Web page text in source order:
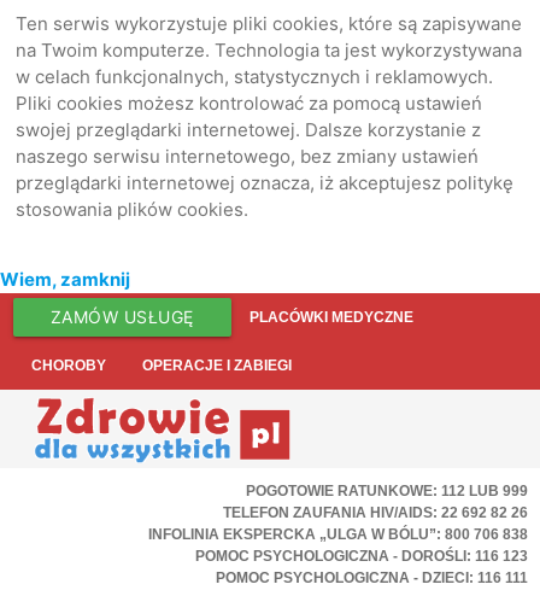
Ten serwis wykorzystuje pliki cookies, które są zapisywane
na Twoim komputerze. Technologia ta jest wykorzystywana
w celach funkcjonalnych, statystycznych i reklamowych.
Pliki cookies możesz kontrolować za pomocą ustawień
swojej przeglądarki internetowej. Dalsze korzystanie z
naszego serwisu internetowego, bez zmiany ustawień
przeglądarki internetowej oznacza, iż akceptujesz politykę
stosowania plików cookies.
Wiem, zamknij
ZAMÓW USŁUGĘ PLACÓWKI MEDYCZNE
CHOROBY OPERACJE I ZABIEGI
POGOTOWIE RATUNKOWE: 112 LUB 999
TELEFON ZAUFANIA HIV/AIDS: 22 692 82 26
INFOLINIA EKSPERCKA „ULGA W BÓLU”: 800 706 838
POMOC PSYCHOLOGICZNA - DOROŚLI: 116 123
POMOC PSYCHOLOGICZNA - DZIECI: 116 111